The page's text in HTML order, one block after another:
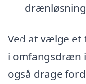
Ved at vælge et
i omfangsdræn
også drage